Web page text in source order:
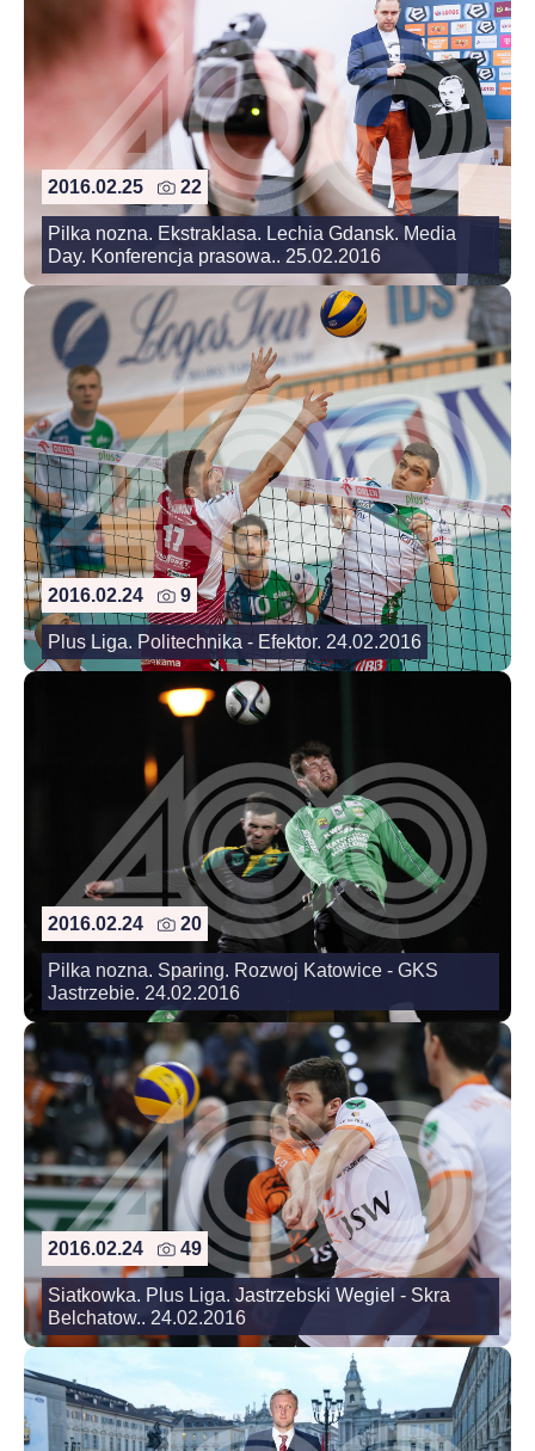
2016.02.25 22
Pilka nozna. Ekstraklasa. Lechia Gdansk. Media
Day. Konferencja prasowa.. 25.02.2016
2016.02.24 9
Plus Liga. Politechnika - Efektor. 24.02.2016
2016.02.24 20
Pilka nozna. Sparing. Rozwoj Katowice - GKS
Jastrzebie. 24.02.2016
2016.02.24 49
Siatkowka. Plus Liga. Jastrzebski Wegiel - Skra
Belchatow.. 24.02.2016